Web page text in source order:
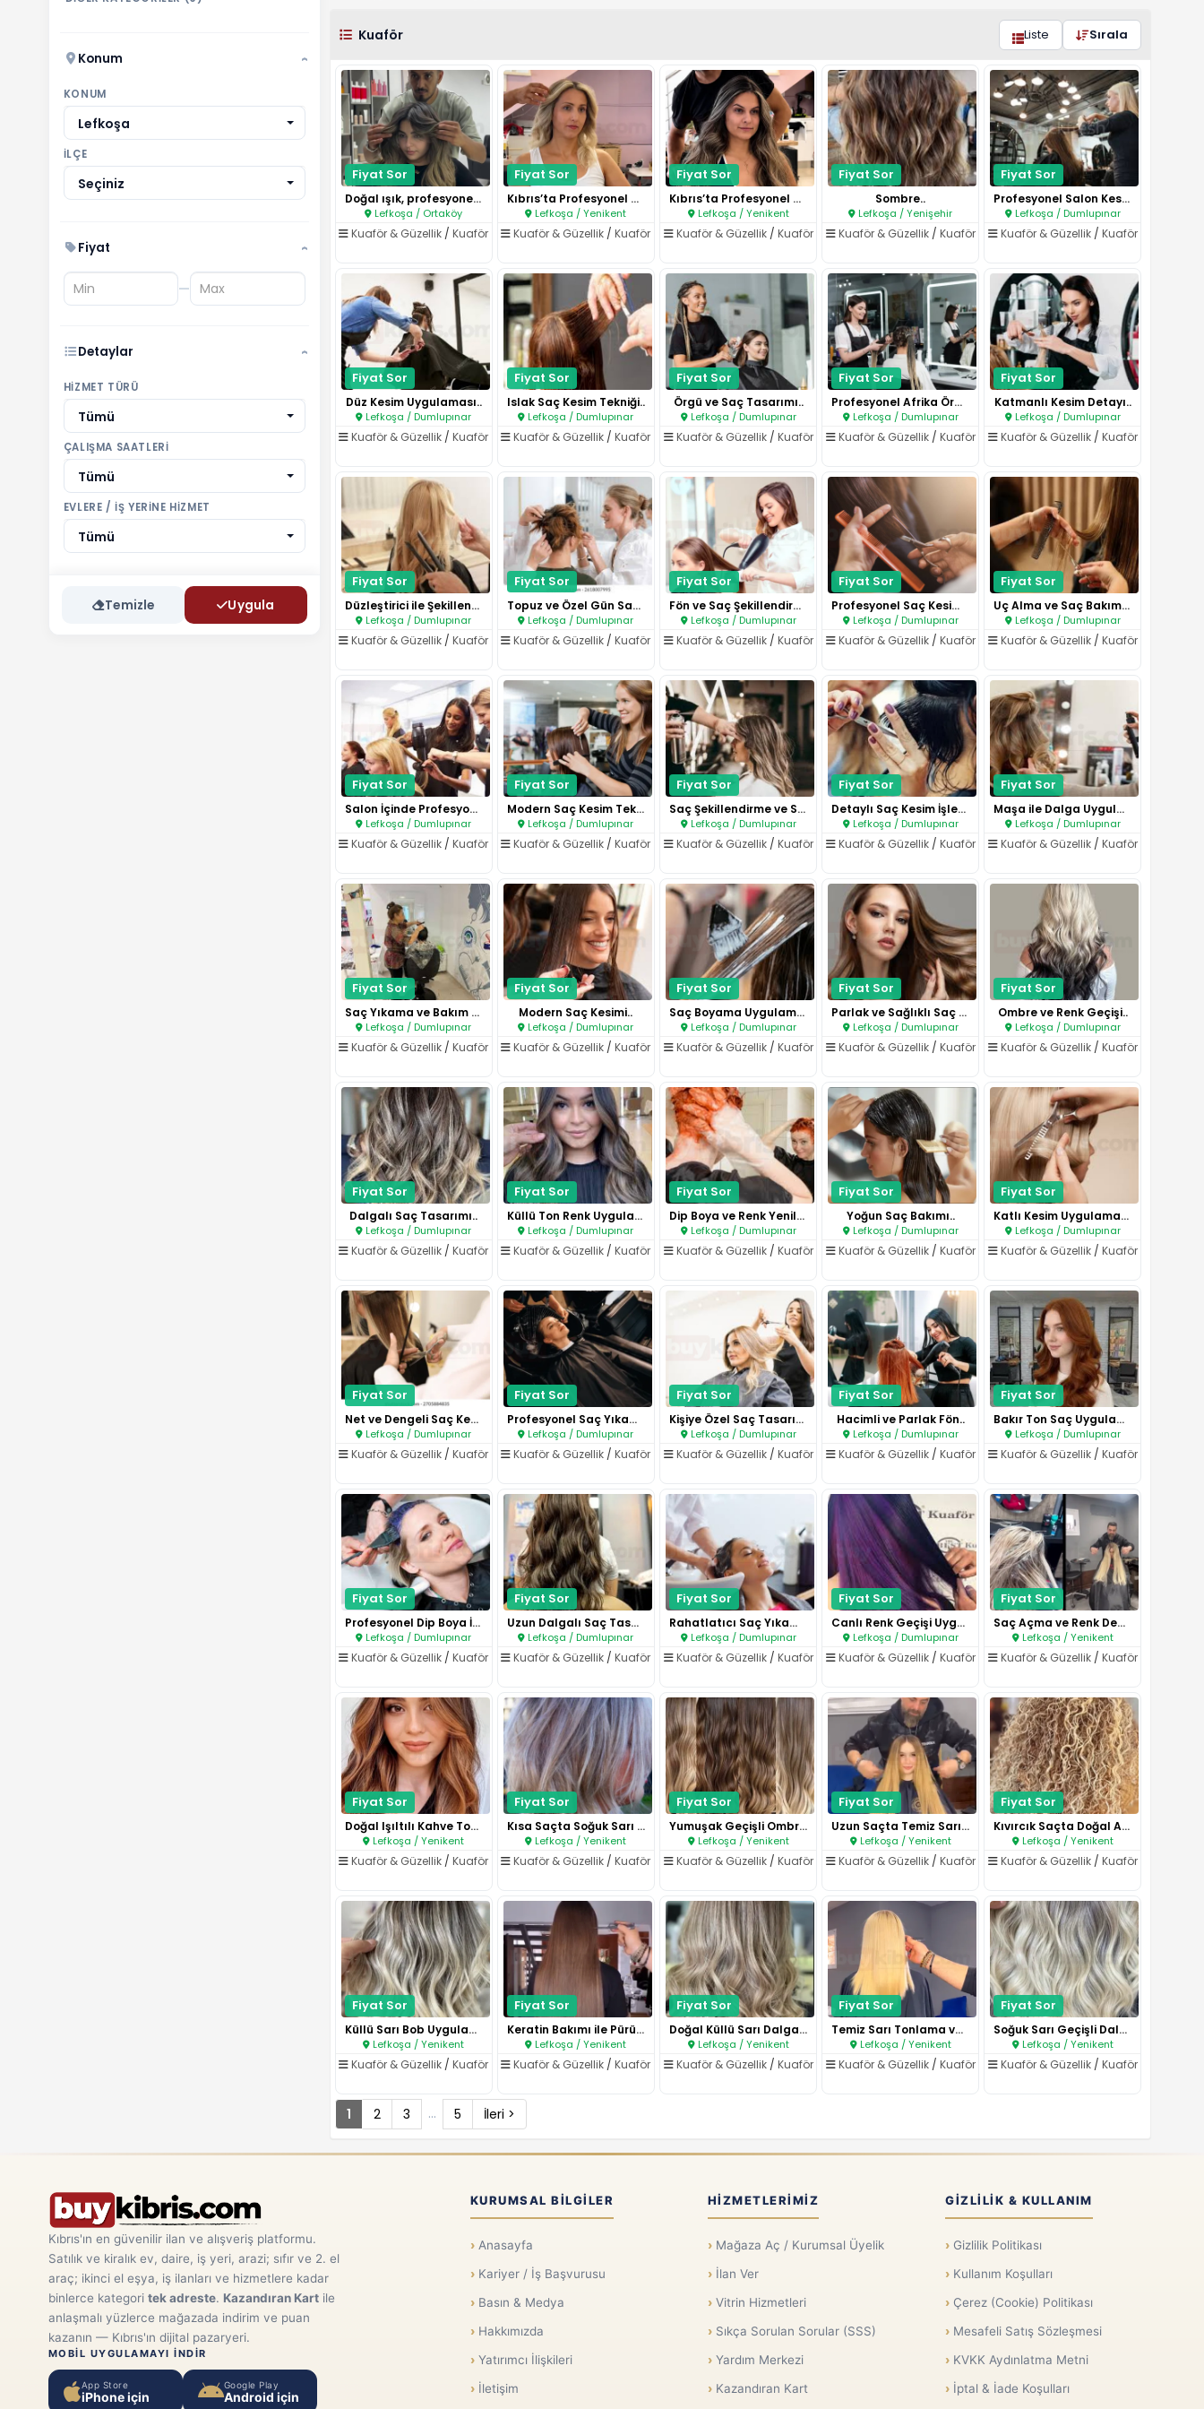
Konum ›
KONUM
Lefkoşa
İLÇE
Seçiniz
Fiyat ›
—
Detaylar ›
HIZMET TÜRÜ
Tümü
ÇALIŞMA SAATLERI
Tümü
EVLERE / İŞ YERINE HIZMET
Tümü
Temizle Uygula
Kuaför Liste Sırala
Fiyat Sor
Doğal ışık, profesyonel dokunu..
Lefkoşa / Ortaköy
Kuaför & Güzellik /Kuaför
Fiyat Sor
Kıbrıs’ta Profesyonel Saç Bakı..
Lefkoşa / Yenikent
Kuaför & Güzellik /Kuaför
Fiyat Sor
Kıbrıs’ta Profesyonel Ombre ve..
Lefkoşa / Yenikent
Kuaför & Güzellik/ Kuaför
Fiyat Sor
Sombre..
Lefkoşa / Yenişehir
Kuaför & Güzellik/ Kuaför
Fiyat Sor
Profesyonel Salon Kesimi..
Lefkoşa / Dumlupınar
Kuaför & Güzellik/ Kuaför
Fiyat Sor
Düz Kesim Uygulaması..
Lefkoşa / Dumlupınar
Kuaför & Güzellik /Kuaför
Fiyat Sor
Islak Saç Kesim Tekniği..
Lefkoşa / Dumlupınar
Kuaför & Güzellik /Kuaför
Fiyat Sor
Örgü ve Saç Tasarımı..
Lefkoşa / Dumlupınar
Kuaför & Güzellik/ Kuaför
Fiyat Sor
Profesyonel Afrika Örgüsü..
Lefkoşa / Dumlupınar
Kuaför & Güzellik/ Kuaför
Fiyat Sor
Katmanlı Kesim Detayı..
Lefkoşa / Dumlupınar
Kuaför & Güzellik/ Kuaför
Fiyat Sor
Düzleştirici ile Şekillendirme..
Lefkoşa / Dumlupınar
Kuaför & Güzellik /Kuaför
Fiyat Sor
Topuz ve Özel Gün Saç Tasarımı..
Lefkoşa / Dumlupınar
Kuaför & Güzellik /Kuaför
Fiyat Sor
Fön ve Saç Şekillendirme..
Lefkoşa / Dumlupınar
Kuaför & Güzellik/ Kuaför
Fiyat Sor
Profesyonel Saç Kesimi..
Lefkoşa / Dumlupınar
Kuaför & Güzellik/ Kuaför
Fiyat Sor
Uç Alma ve Saç Bakım Kesimi..
Lefkoşa / Dumlupınar
Kuaför & Güzellik/ Kuaför
Fiyat Sor
Salon İçinde Profesyonel Hizme..
Lefkoşa / Dumlupınar
Kuaför & Güzellik /Kuaför
Fiyat Sor
Modern Saç Kesim Teknikleri..
Lefkoşa / Dumlupınar
Kuaför & Güzellik /Kuaför
Fiyat Sor
Saç Şekillendirme ve Sabitleme..
Lefkoşa / Dumlupınar
Kuaför & Güzellik/ Kuaför
Fiyat Sor
Detaylı Saç Kesim İşlemi..
Lefkoşa / Dumlupınar
Kuaför & Güzellik/ Kuaför
Fiyat Sor
Maşa ile Dalga Uygulaması..
Lefkoşa / Dumlupınar
Kuaför & Güzellik/ Kuaför
Fiyat Sor
Saç Yıkama ve Bakım Uygulaması..
Lefkoşa / Dumlupınar
Kuaför & Güzellik /Kuaför
Fiyat Sor
Modern Saç Kesimi..
Lefkoşa / Dumlupınar
Kuaför & Güzellik /Kuaför
Fiyat Sor
Saç Boyama Uygulaması..
Lefkoşa / Dumlupınar
Kuaför & Güzellik/ Kuaför
Fiyat Sor
Parlak ve Sağlıklı Saç Görünüm..
Lefkoşa / Dumlupınar
Kuaför & Güzellik/ Kuaför
Fiyat Sor
Ombre ve Renk Geçişi..
Lefkoşa / Dumlupınar
Kuaför & Güzellik/ Kuaför
Fiyat Sor
Dalgalı Saç Tasarımı..
Lefkoşa / Dumlupınar
Kuaför & Güzellik /Kuaför
Fiyat Sor
Küllü Ton Renk Uygulaması..
Lefkoşa / Dumlupınar
Kuaför & Güzellik /Kuaför
Fiyat Sor
Dip Boya ve Renk Yenileme..
Lefkoşa / Dumlupınar
Kuaför & Güzellik/ Kuaför
Fiyat Sor
Yoğun Saç Bakımı..
Lefkoşa / Dumlupınar
Kuaför & Güzellik/ Kuaför
Fiyat Sor
Katlı Kesim Uygulaması..
Lefkoşa / Dumlupınar
Kuaför & Güzellik/ Kuaför
Fiyat Sor
Net ve Dengeli Saç Kesimi..
Lefkoşa / Dumlupınar
Kuaför & Güzellik /Kuaför
Fiyat Sor
Profesyonel Saç Yıkama Deneyim..
Lefkoşa / Dumlupınar
Kuaför & Güzellik /Kuaför
Fiyat Sor
Kişiye Özel Saç Tasarımı..
Lefkoşa / Dumlupınar
Kuaför & Güzellik/ Kuaför
Fiyat Sor
Hacimli ve Parlak Fön..
Lefkoşa / Dumlupınar
Kuaför & Güzellik/ Kuaför
Fiyat Sor
Bakır Ton Saç Uygulaması..
Lefkoşa / Dumlupınar
Kuaför & Güzellik/ Kuaför
Fiyat Sor
Profesyonel Dip Boya İşlemi..
Lefkoşa / Dumlupınar
Kuaför & Güzellik /Kuaför
Fiyat Sor
Uzun Dalgalı Saç Tasarımı..
Lefkoşa / Dumlupınar
Kuaför & Güzellik /Kuaför
Fiyat Sor
Rahatlatıcı Saç Yıkama Hizmeti..
Lefkoşa / Dumlupınar
Kuaför & Güzellik/ Kuaför
Fiyat Sor
Canlı Renk Geçişi Uygulaması..
Lefkoşa / Dumlupınar
Kuaför & Güzellik/ Kuaför
Fiyat Sor
Saç Açma ve Renk Dengeleme İşl..
Lefkoşa / Yenikent
Kuaför & Güzellik/ Kuaför
Fiyat Sor
Doğal Işıltılı Kahve Tonları..
Lefkoşa / Yenikent
Kuaför & Güzellik /Kuaför
Fiyat Sor
Kısa Saçta Soğuk Sarı Geçişler..
Lefkoşa / Yenikent
Kuaför & Güzellik /Kuaför
Fiyat Sor
Yumuşak Geçişli Ombre Uygulama..
Lefkoşa / Yenikent
Kuaför & Güzellik/ Kuaför
Fiyat Sor
Uzun Saçta Temiz Sarı Dengelem..
Lefkoşa / Yenikent
Kuaför & Güzellik/ Kuaför
Fiyat Sor
Kıvırcık Saçta Doğal Açma ve C..
Lefkoşa / Yenikent
Kuaför & Güzellik/ Kuaför
Fiyat Sor
Küllü Sarı Bob Uygulaması..
Lefkoşa / Yenikent
Kuaför & Güzellik /Kuaför
Fiyat Sor
Keratin Bakımı ile Pürüzsüz Uz..
Lefkoşa / Yenikent
Kuaför & Güzellik /Kuaför
Fiyat Sor
Doğal Küllü Sarı Dalga Uygulam..
Lefkoşa / Yenikent
Kuaför & Güzellik/ Kuaför
Fiyat Sor
Temiz Sarı Tonlama ve Kesim So..
Lefkoşa / Yenikent
Kuaför & Güzellik/ Kuaför
Fiyat Sor
Soğuk Sarı Geçişli Dalgalı Uyg..
Lefkoşa / Yenikent
Kuaför & Güzellik/ Kuaför
1 2 3 ... 5 İleri >
Kıbrıs'ın en güvenilir ilan ve alışveriş platformu.
Satılık ve kiralık ev, daire, iş yeri, arazi; sıfır ve 2. el
araç; ikinci el eşya, iş ilanları ve hizmetlere kadar
binlerce kategori tek adreste. Kazandıran Kartile
anlaşmalı yüzlerce mağazada indirim ve puan
kazanın — Kıbrıs'ın dijital pazaryeri.
MOBIL UYGULAMAYI INDIR
App Store
iPhone için
Google Play
Android için
KURUMSAL BILGILER
Anasayfa
Kariyer / İş Başvurusu
Basın & Medya
Hakkımızda
Yatırımcı İlişkileri
İletişim
HIZMETLERIMIZ
Mağaza Aç / Kurumsal Üyelik
İlan Ver
Vitrin Hizmetleri
Sıkça Sorulan Sorular (SSS)
Yardım Merkezi
Kazandıran Kart
GIZLILIK & KULLANIM
Gizlilik Politikası
Kullanım Koşulları
Çerez (Cookie) Politikası
Mesafeli Satış Sözleşmesi
KVKK Aydınlatma Metni
İptal & İade Koşulları